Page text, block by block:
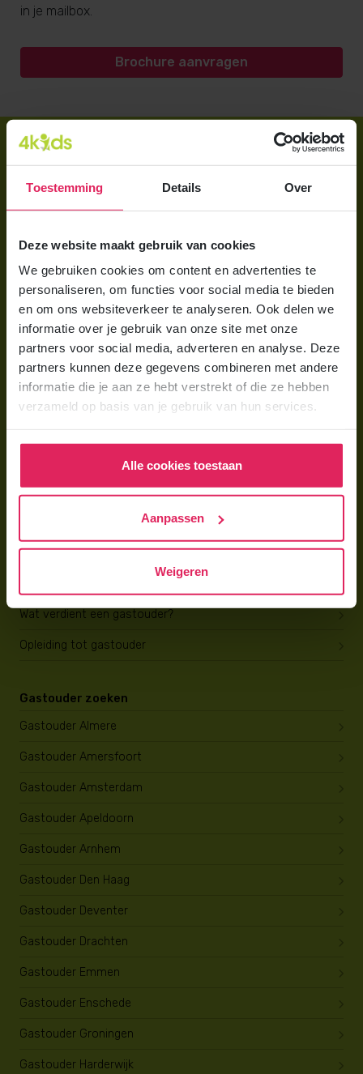
Toestemming Details Over
Deze website maakt gebruik van cookies
We gebruiken cookies om content en advertenties te
personaliseren, om functies voor social media te bieden
en om ons websiteverkeer te analyseren. Ook delen we
informatie over je gebruik van onze site met onze
partners voor social media, adverteren en analyse. Deze
partners kunnen deze gegevens combineren met andere
informatie die je aan ze hebt verstrekt of die ze hebben
verzameld op basis van je gebruik van hun services.
Alle cookies toestaan
Aanpassen
Weigeren
in je mailbox.
Brochure aanvragen
Direct regelen
Brochure aanvragen
Voor ouders
Wat is gastouderopvang?
Wat kost een gastouder?
Hoe vind ik een gastouder?
Gastouder worden bij 4Kids
Wat verdient een gastouder?
Opleiding tot gastouder
Gastouder zoeken
Gastouder Almere
Gastouder Amersfoort
Gastouder Amsterdam
Gastouder Apeldoorn
Gastouder Arnhem
Gastouder Den Haag
Gastouder Deventer
Gastouder Drachten
Gastouder Emmen
Gastouder Enschede
Gastouder Groningen
Gastouder Harderwijk